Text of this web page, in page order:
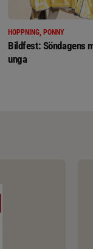
HOPPNING, PONNY
Bildfest: Söndagens
unga